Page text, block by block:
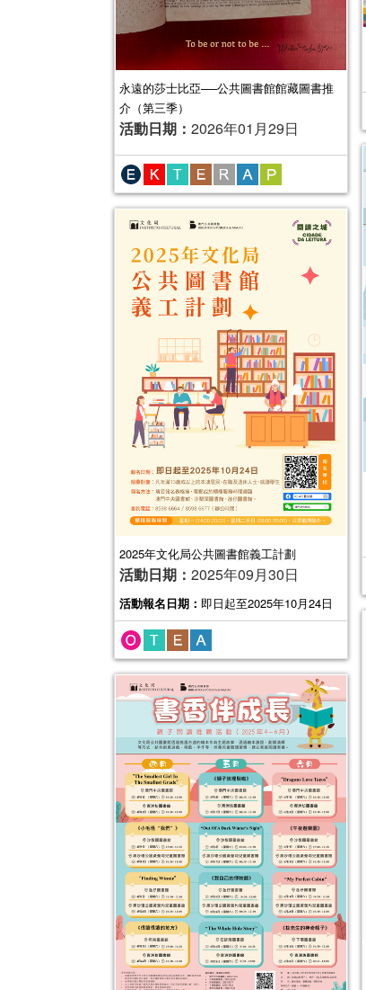
永遠的莎士比亞──公共圖書館館藏圖書推
介（第三季）
活動日期： 2026年01月29日
2025年文化局公共圖書館義工計劃
活動日期： 2025年09月30日
活動報名日期： 即日起至2025年10月24日